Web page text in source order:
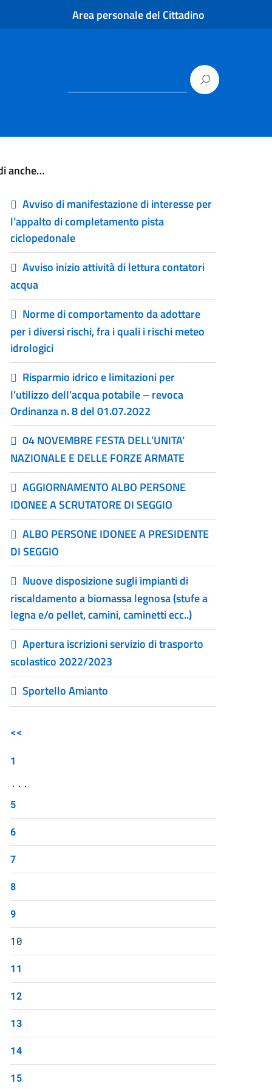
Area personale del Cittadino
anche…
Avviso di manifestazione di interesse per
l’appalto di completamento pista
ciclopedonale
Avviso inizio attività di lettura contatori
acqua
Norme di comportamento da adottare
per i diversi rischi, fra i quali i rischi meteo
idrologici
Risparmio idrico e limitazioni per
l’utilizzo dell’acqua potabile – revoca
Ordinanza n. 8 del 01.07.2022
04 NOVEMBRE FESTA DELL’UNITA’
NAZIONALE E DELLE FORZE ARMATE
AGGIORNAMENTO ALBO PERSONE
IDONEE A SCRUTATORE DI SEGGIO
ALBO PERSONE IDONEE A PRESIDENTE
DI SEGGIO
Nuove disposizione sugli impianti di
riscaldamento a biomassa legnosa (stufe a
legna e/o pellet, camini, caminetti ecc..)
Apertura iscrizioni servizio di trasporto
scolastico 2022/2023
Sportello Amianto
<<
1
...
5
6
7
8
9
10
11
12
13
14
15